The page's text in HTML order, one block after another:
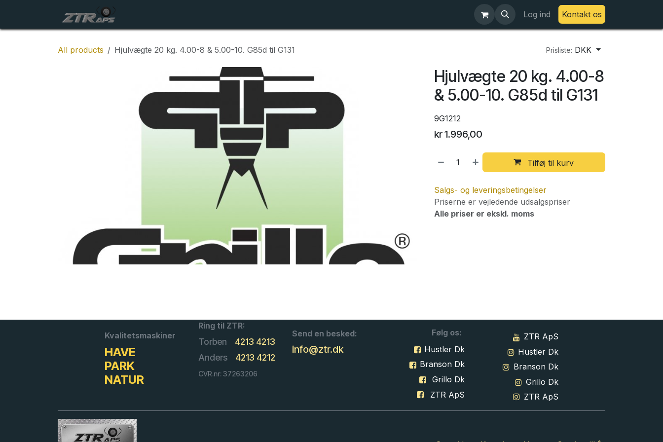
Log ind Kontakt os
All products Hjulvægte 20 kg. 4.00-8 & 5.00-10. G85d til G131 Prisliste: DKK
Hjulvægte 20 kg. 4.00-8
& 5.00-10. G85d til G131
9G1212
kr1.996,00
Tilføj til kurv
Salgs- og leveringsbetingelser
Priserne er vejledende udsalgspriser
Alle priser er ekskl. moms
Kvalitetsmaskiner
HAVE
PARK
NATUR
Ring til ZTR:
Torben
4213 4213
Anders
4213 4212
CVR.nr: 37263206
Send en besked:
info@ztr.dk
Følg os:
Hustler Dk
Branson Dk
Grillo Dk
ZTR ApS
ZTR ApS
Hustler Dk
Branson Dk
Grillo Dk
ZTR ApS